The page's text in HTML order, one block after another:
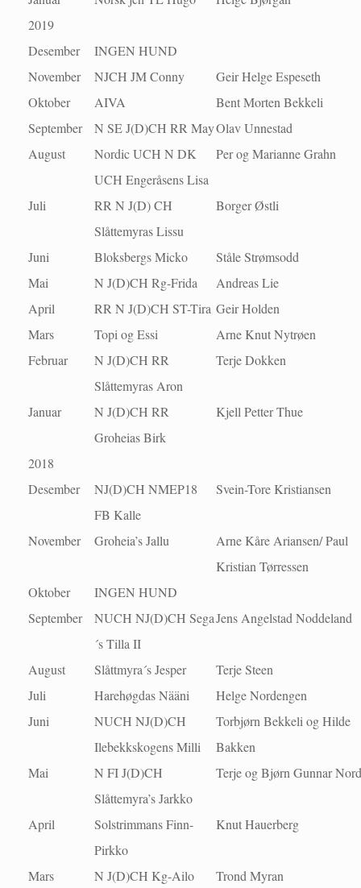
2019
Desember
INGEN HUND
November
NJCH JM Conny
Geir Helge Espeseth
Oktober
AIVA
Bent Morten Bekkeli
September
N SE J(D)CH RR MayOlav Unnestad
August
Nordic UCH N DK
UCH Engeråsens Lisa
Per og Marianne Grahn
Juli
RR N J(D) CH
Slåttemyras Lissu
Borger Østli
Juni Bloksbergs Micko
Ståle Strømsodd
Mai
N J(D)CH Rg-Frida
Andreas Lie
April
RR N J(D)CH ST-Tira Geir Holden
Mars
Topi og Essi
Arne Knut Nytrøen
Februar
N J(D)CH RR
Slåttemyras Aron
Terje Dokken
Januar
N J(D)CH RR
Groheias Birk
Kjell Petter Thue
2018
Desember
NJ(D)CH NMEP18
FB Kalle
Svein-Tore Kristiansen
November Groheia’s Jallu
Arne Kåre Ariansen/ Paul
Kristian Tørressen
Oktober
INGEN HUND
September
NUCH NJ(D)CH Sega
´s Tilla II
Jens Angelstad Noddeland
August Slåttmyra´s Jesper
Terje Steen
Juli
Harehøgdas Nääni
Helge Nordengen
Juni
NUCH NJ(D)CH
Ilebekkskogens Milli
Torbjørn Bekkeli og Hilde
Bakken
Mai
N FI J(D)CH
Slåttemyra’s Jarkko
Terje og Bjørn Gunnar
April
Solstrimmans Finn-
Pirkko
Knut Hauerberg
Mars N J(D)CH Kg-Ailo
Trond Myran